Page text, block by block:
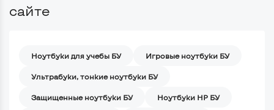
сайте
Ноутбуки для учебы БУ Игровые ноутбуки БУ
Ультрабуки, тонкие ноутбуки БУ
Защищенные ноутбуки БУ Ноутбуки HP БУ